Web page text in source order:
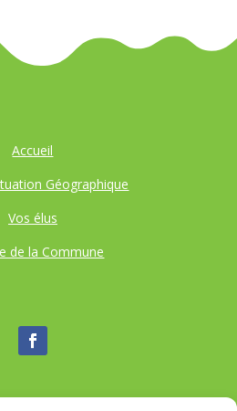
Accueil
Géographique
Vos élus
de la Commune